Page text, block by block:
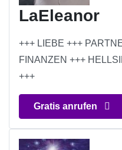
LaEleanor
+++ LIEBE +++
FINANZEN +++
+++
Gratis anrufen